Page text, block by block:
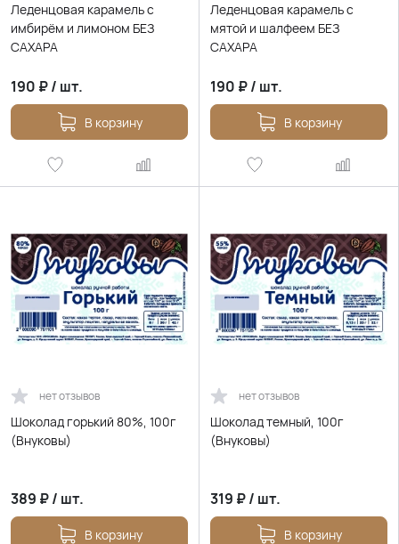
Леденцовая карамель с
имбирём и лимоном БЕЗ
САХАРА
190 ₽/ шт.
В корзину
Леденцовая карамель с
мятой и шалфеем БЕЗ
САХАРА
190 ₽/ шт.
В корзину
нет отзывов
Шоколад горький 80%, 100г
(Внуковы)
389 ₽/ шт.
В корзину
нет отзывов
Шоколад темный, 100г
(Внуковы)
319 ₽/ шт.
В корзину